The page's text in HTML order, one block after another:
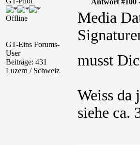
Offline
GT-Eins Forums-
User
Beiträge: 431
Luzern / Schweiz
Antwort #100
Media
musst
Weiss da
siehe ca.